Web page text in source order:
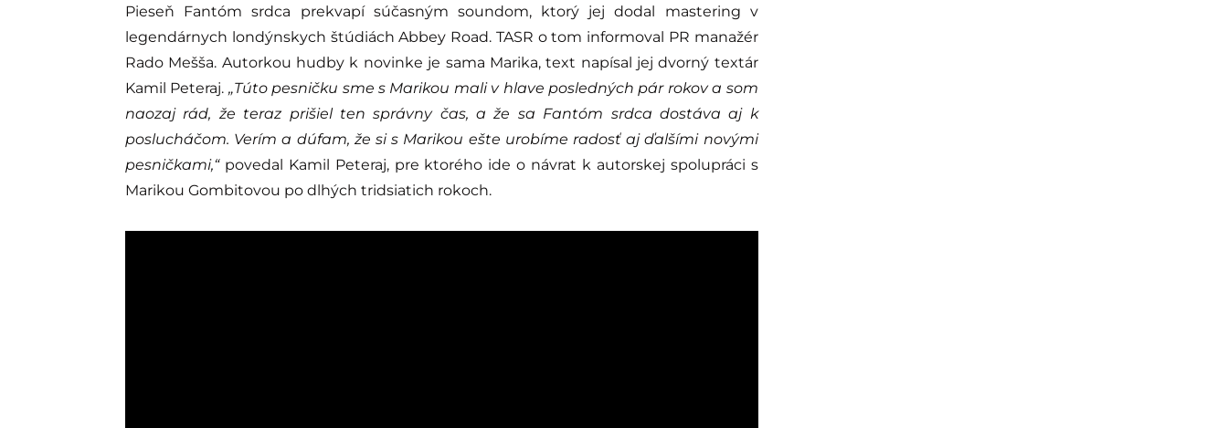
Pieseň Fantóm srdca prekvapí súčasným soundom, ktorý jej dodal mastering v
legendárnych londýnskych štúdiách Abbey Road. TASR o tom informoval PR manažér
Rado Mešša. Autorkou hudby k novinke je sama Marika, text napísal jej dvorný textár
Kamil Peteraj. „Túto pesničku sme s Marikou mali v hlave posledných pár rokov a som
naozaj rád, že teraz prišiel ten správny čas, a že sa Fantóm srdca dostáva aj k
poslucháčom. Verím a dúfam, že si s Marikou ešte urobíme radosť aj ďalšími novými
pesničkami,“povedal Kamil Peteraj, pre ktorého ide o návrat k autorskej spolupráci s
Marikou Gombitovou po dlhých tridsiatich rokoch.